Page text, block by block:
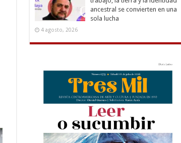
ancestral se convierten en una
sola lucha
4 agosto, 2026